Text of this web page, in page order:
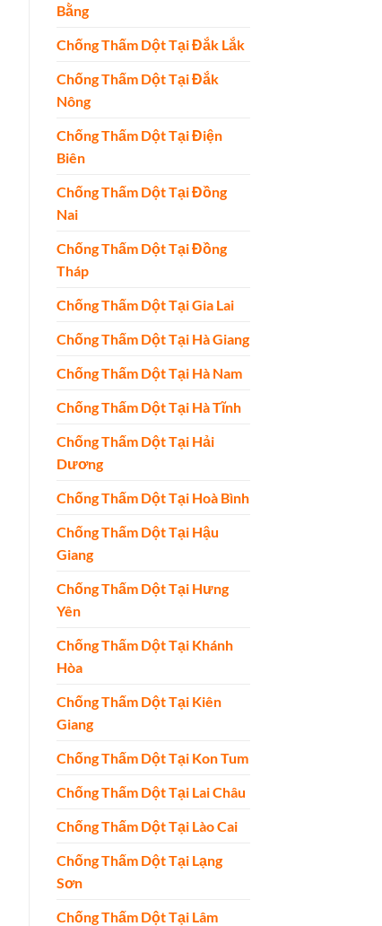
Bằng
Chống Thấm Dột Tại Đắk Lắk
Chống Thấm Dột Tại Đắk
Nông
Chống Thấm Dột Tại Điện
Biên
Chống Thấm Dột Tại Đồng
Nai
Chống Thấm Dột Tại Đồng
Tháp
Chống Thấm Dột Tại Gia Lai
Chống Thấm Dột Tại Hà Giang
Chống Thấm Dột Tại Hà Nam
Chống Thấm Dột Tại Hà Tĩnh
Chống Thấm Dột Tại Hải
Dương
Chống Thấm Dột Tại Hoà Bình
Chống Thấm Dột Tại Hậu
Giang
Chống Thấm Dột Tại Hưng
Yên
Chống Thấm Dột Tại Khánh
Hòa
Chống Thấm Dột Tại Kiên
Giang
Chống Thấm Dột Tại Kon Tum
Chống Thấm Dột Tại Lai Châu
Chống Thấm Dột Tại Lào Cai
Chống Thấm Dột Tại Lạng
Sơn
Chống Thấm Dột Tại Lâm